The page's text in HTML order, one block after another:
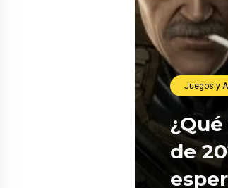
Juegos y
de